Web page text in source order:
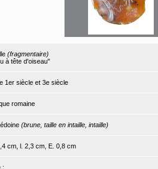
(fragmentaire)
à tête d'oiseau"
1er siècle et 3e siècle
romaine
(brune, taille en intaille, intaille)
cm, l. 2,3 cm, E. 0,8 cm
: